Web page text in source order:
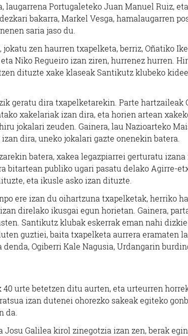
laugarrena Portugaleteko Juan Manuel Ruiz,
bakarra, Markel Vesga, hamalaugarren
saria jaso du.
jokatu zen haurren txapelketa, berriz, Oñatiko
Niko Regueiro izan ziren, hurrenez hurren.
dituzte xake klaseak Santikutz klubeko
geratu dira txapelketarekin. Parte hartzaileak
xakelariak izan dira, eta horien artean
jokalari zeuden. Gainera, lau Nazioarteko
dira, uneko jokalari gazte onenekin batera.
batera, xakea legazpiarrei gerturatu
bitartean publiko ugari pasatu delako Agirre-
eta ikusle asko izan dituzte.
ere izan du oihartzuna txapelketak, herriko
direlako ikusgai egun horietan. Gainera,
Santikutz klubak eskerrak eman nahi
guztiei, baita txapelketa aurrera eramaten
Ogiberri Kale Nagusia, Urdangarin
urte betetzen ditu aurten, eta urteurren
izan dutenei ohorezko sakeak egiteko
da.
Josu Galilea kirol zinegotzia izan zen, berak